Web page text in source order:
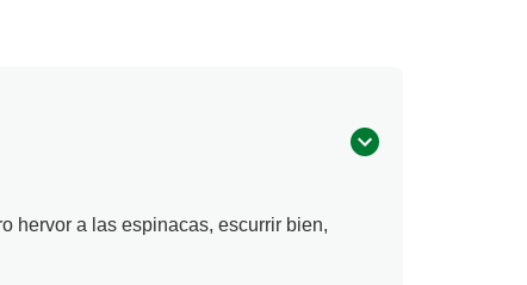
hervor a las espinacas, escurrir bien,